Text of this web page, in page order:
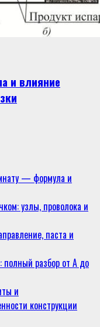
и влияние
— формула и
узлы, проволока и
паста и
полный разбор от А до
и
конструкции